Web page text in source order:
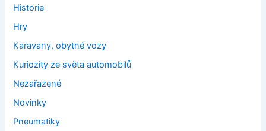
Historie
Hry
Karavany, obytné vozy
Kuriozity ze světa automobilů
Nezařazené
Novinky
Pneumatiky